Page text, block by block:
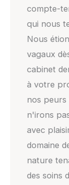
compte-
qui nous
Nous
vagaux
cabinet
à votre
nos peurs
n'irons
avec
domaine
nature
des soins